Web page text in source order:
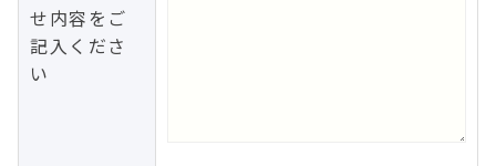
せ内容をご
記入くださ
い